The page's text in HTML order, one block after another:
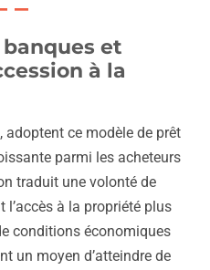
et
à la
adoptent ce modèle de prêt
parmi les acheteurs
traduit une volonté de
à la propriété plus
conditions économiques
un moyen d’atteindre de